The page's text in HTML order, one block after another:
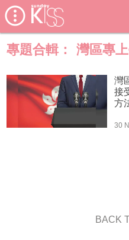
專題合輯： 灣區專
灣
接
方
30
BACK